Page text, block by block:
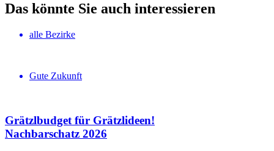
Das könnte Sie auch interessieren
alle Bezirke
Gute Zukunft
Grätzlbudget für Grätzlideen!
Nachbar­schatz 2026